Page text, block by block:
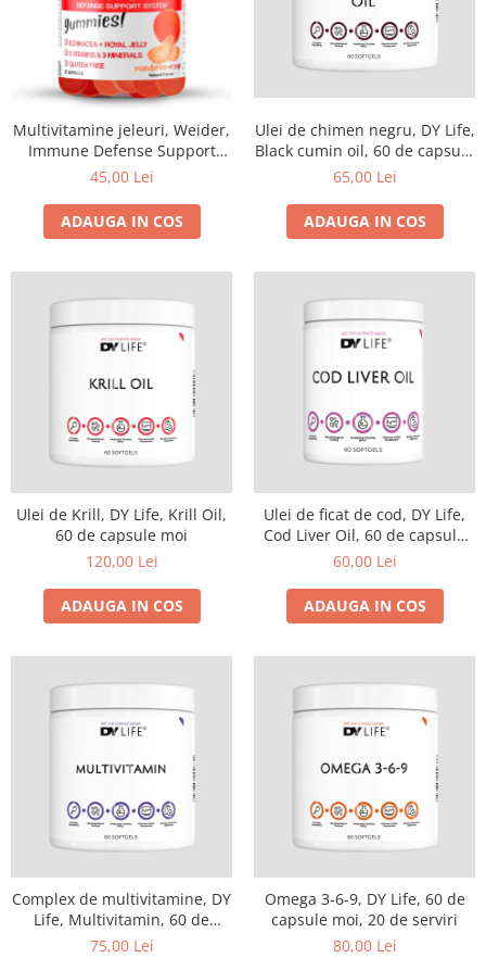
Multivitamine jeleuri, Weider,
Immune Defense Support
System gummies, 60 de
45,00 Lei
ADAUGA IN COS
Ulei de chimen negru, DY Life,
Black cumin oil, 60 de capsule
moi
65,00 Lei
ADAUGA IN COS
Ulei de Krill, DY Life, Krill Oil,
60 de capsule moi
120,00 Lei
ADAUGA IN COS
Ulei de ficat de cod, DY Life,
Cod Liver Oil, 60 de capsule
moi
60,00 Lei
ADAUGA IN COS
Complex de multivitamine, DY
Life, Multivitamin, 60 de
capsule moi
75,00 Lei
Omega 3-6-9, DY Life, 60 de
capsule moi, 20 de serviri
80,00 Lei